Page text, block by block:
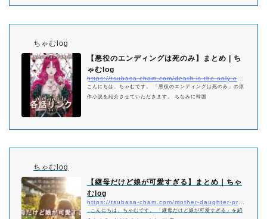
ちゃむlog
【悪役のエンディングは死のみ】まとめ | ち
ゃむlog
こんにちは、ちゃむです。 「悪役のエンディングは死のみ」の原
作小説を紹介させていただきます。 ちなみに韓国
ちゃむlog
【継母だけど娘が可愛すぎる】まとめ｜ちゃ
むlog
こんにちは、ちゃむです。 「継母だけど娘が可愛すぎる」を紹